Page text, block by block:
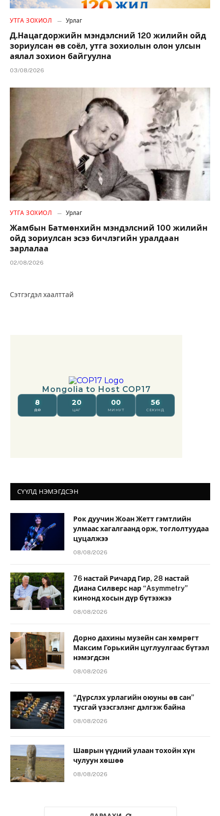
УТГА ЗОХИОЛ Урлаг
Д.Нацагдоржийн мэндэлсний 120 жилийн ойд
зориулсан өв соёл, утга зохиолын олон улсын
аялал зохион байгуулна
03/08/2026
УТГА ЗОХИОЛ Урлаг
Жамбын Батмөнхийн мэндэлсний 100 жилийн
ойд зориулсан эсээ бичлэгийн уралдаан
зарлалаа
02/08/2026
Сэтгэгдэл хаалттай
СҮҮЛД НЭМЭГДСЭН
Рок дуучин Жоан Жетт гэмтлийн
улмаас хагалгаанд орж, тоглолтуудаа
цуцалжээ
08/08/2026
76 настай Ричард Гир, 28 настай
Диана Силверс нар “Asymmetry”
кинонд хосын дүр бүтээжээ
08/08/2026
Дорно дахины музейн сан хөмрөгт
Максим Горькийн цуглуулгаас бүтээл
нэмэгдсэн
08/08/2026
“Дүрслэх урлагийн оюуны өв сан”
тусгай үзэсгэлэнг дэлгэж байна
08/08/2026
Шаврын үүдний улаан тохойн хүн
чулуун хөшөө
08/08/2026